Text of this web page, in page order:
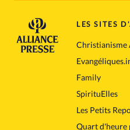
LES SITES
Family
SpirituElles
Les Petits
Quart d'heure